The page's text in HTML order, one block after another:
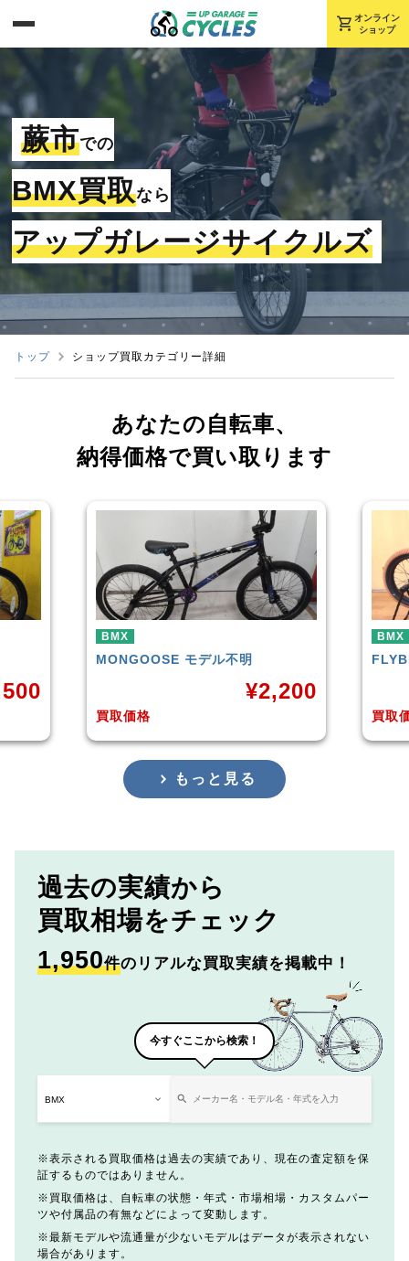
shopping_cart オンライン
ショップ
蕨市での
BMX買取なら
アップガレージサイクルズ
トップ ショップ買取カテゴリー詳細
あなたの自転車、
納得価格で買い取ります
BMX
FLYBIKESNEO
買取価格
10,000
BMX
買取
もっと見る
過去の実績から
買取相場をチェック
1,950件のリアルな買取実績を掲載中！
今すぐここから検索！
表示される買取価格は過去の実績であり、現在の査定額を保
証するものではありません。
買取価格は、自転車の状態・年式・市場相場・カスタムパー
ツや付属品の有無などによって変動します。
最新モデルや流通量が少ないモデルはデータが表示されない
場合があります。